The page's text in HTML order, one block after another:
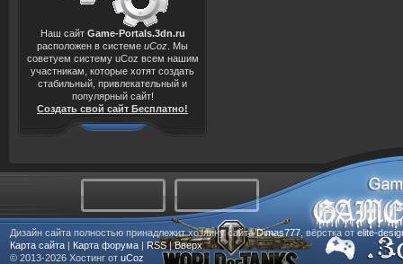
Наш сайт Game-Portals.3dn.ru
расположен в системе uCoz . Мы
советуем систему uCoz всем нашим
участникам, которые хотят создать
стабильный, привлекательный и
популярный сайт!
Создать свой сайт Бесплатно!
Дизайн сайта полностью принадлежит хозяину сайтаDimas777, вёрстка от elite-
Карта сайта | Карта форума | RSS|Вверх
© 2013-2026 Хостинг от uCoz